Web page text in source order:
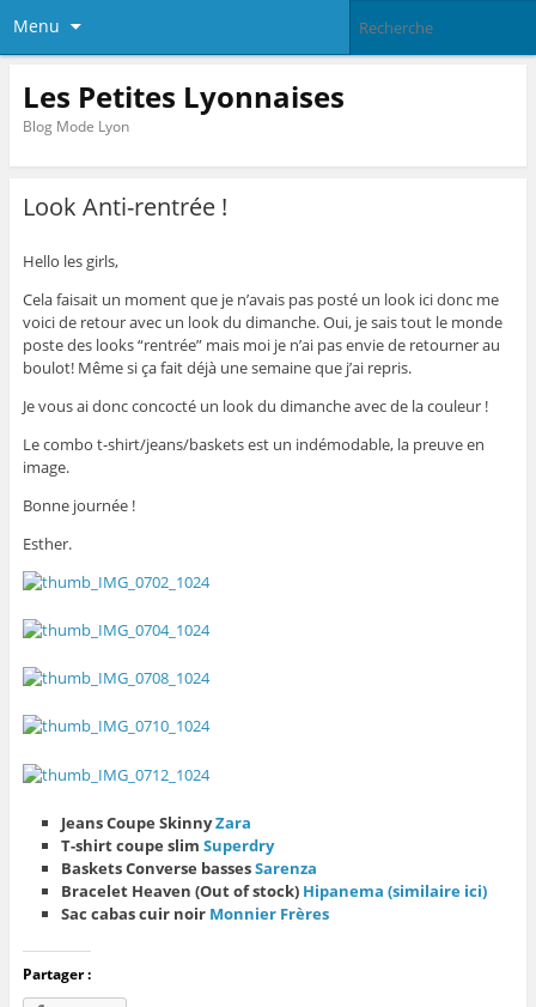
Menu
Les Petites Lyonnaises
Blog Mode Lyon
Look Anti-rentrée !
Hello les girls,
Cela faisait un moment que je n’avais pas posté un look ici donc me
voici de retour avec un look du dimanche. Oui, je sais tout le monde
poste des looks “rentrée” mais moi je n’ai pas envie de retourner au
boulot! Même si ça fait déjà une semaine que j’ai repris.
Je vous ai donc concocté un look du dimanche avec de la couleur !
Le combo t-shirt/jeans/baskets est un indémodable, la preuve en
image.
Bonne journée !
Esther.
Jeans Coupe SkinnyZara
T-shirt coupe slimSuperdry
Baskets Converse bassesSarenza
Bracelet Heaven (Out of stock) Hipanema (similaire ici)
Sac cabas cuir noir Monnier Frères
Partager :